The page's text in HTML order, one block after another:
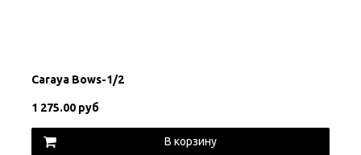
Carayа Bows-1/2
1 275.00 руб
В корзину